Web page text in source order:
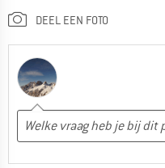
DEEL EEN FOTO